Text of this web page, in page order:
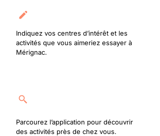
Indiquez vos centres d’intérêt et les
activités que vous aimeriez essayer à
Mérignac.
Parcourez l’application pour découvrir
des activités près de chez vous.